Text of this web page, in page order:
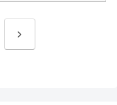
次